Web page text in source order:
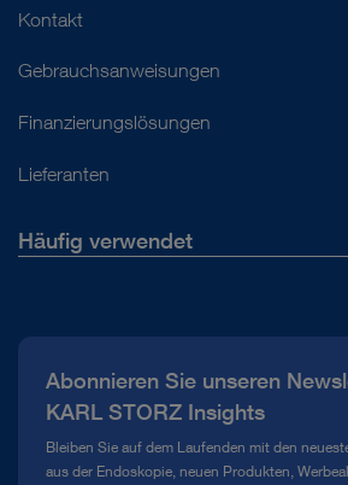
Kontakt
Gebrauchsanweisungen
Finanzierungslösungen
Lieferanten
Häufig verwendet
Compliance Hotline
Mediathek
Abonnieren Sie unseren
KARL STORZ Insights
Bleiben Sie auf dem Laufenden mit den
aus der Endoskopie, neuen Produkten,